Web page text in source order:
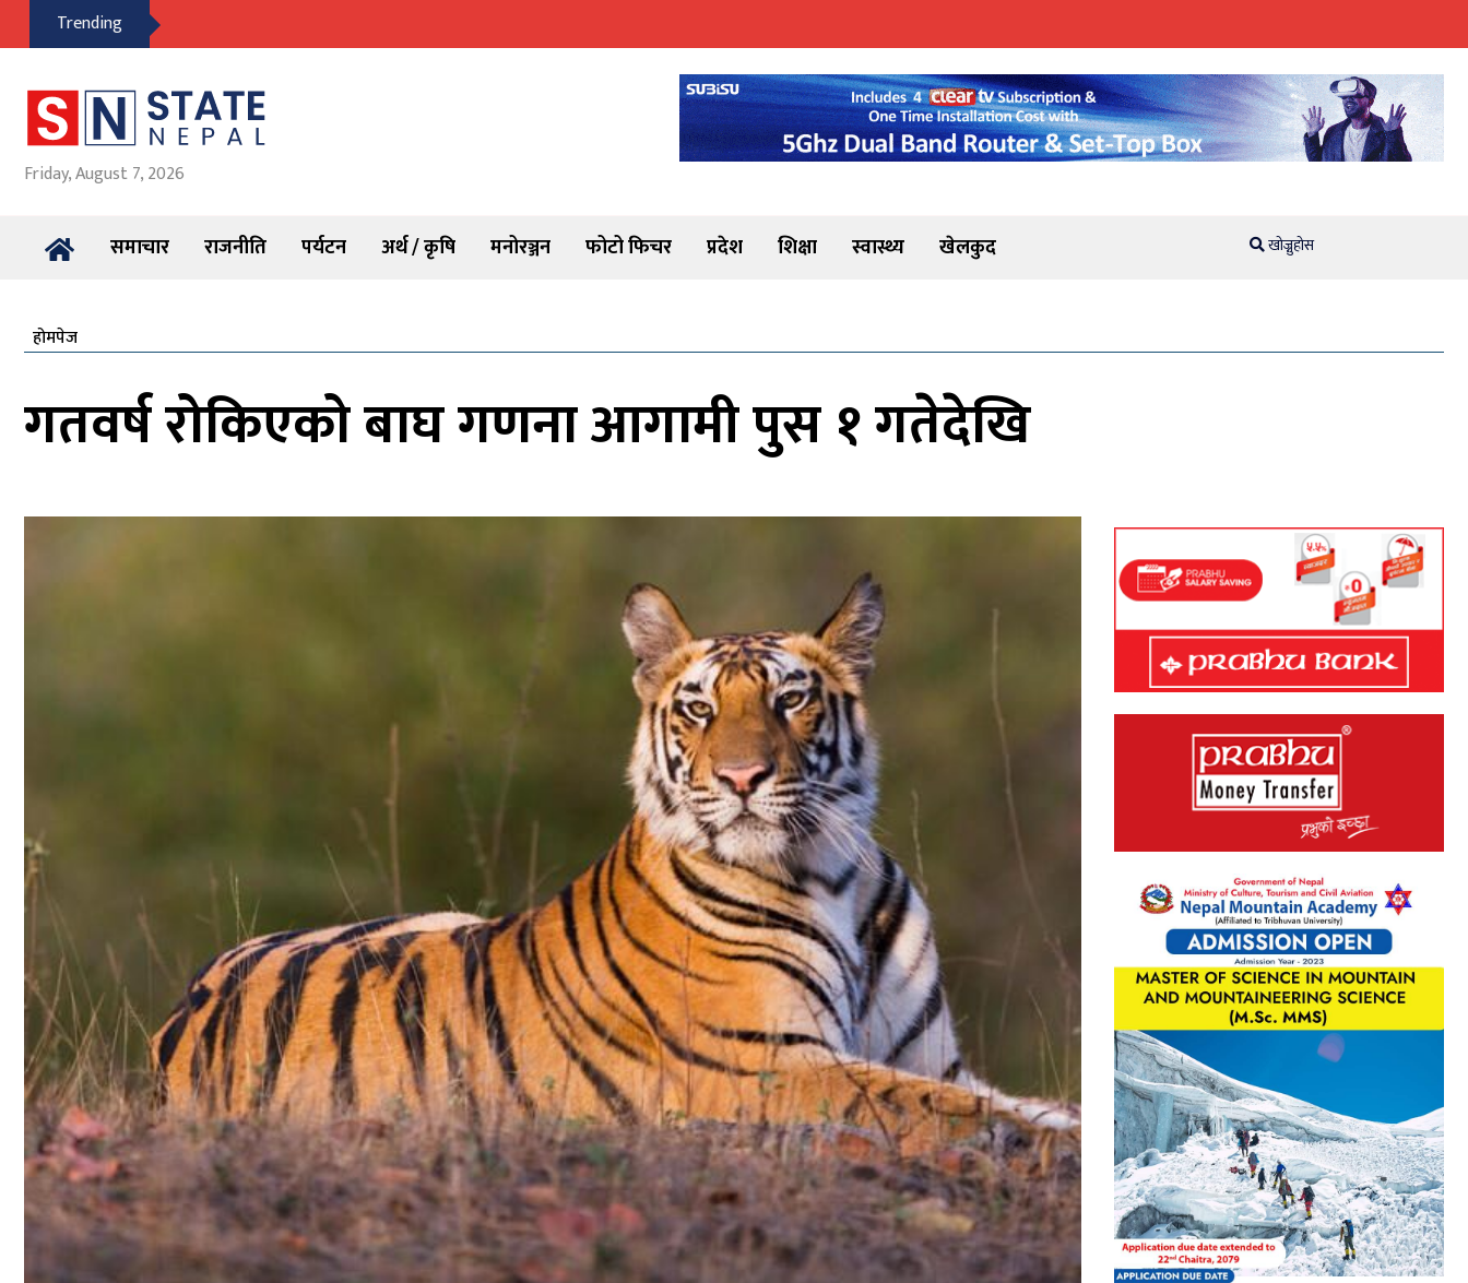
Trending
Friday, August 7, 2026
समाचार राजनीति पर्यटन अर्थ / कृषि मनोरञ्जन फोटो फिचर प्रदेश शिक्षा स्वास्थ्य खेलकुद खोज्नुहोस
होमपेज
गतवर्ष रोकिएको बाघ गणना आगामी पुस १ गतेदेखि